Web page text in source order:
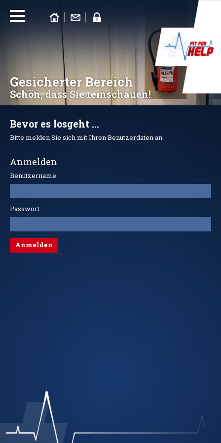
Gesicherter Bereich
Schön, dass Sie reinschauen!
Bevor es losgeht ...
Bitte melden Sie sich mit Ihren Benutzerdaten an.
Anmelden
Benutzername
Passwort